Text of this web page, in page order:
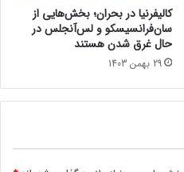
کالیفرنیا در بحران؛ بخش‌هایی از
سان‌فرانسیسکو و لس‌آنجلس در
حال غرق شدن هستند
29 بهمن 1403